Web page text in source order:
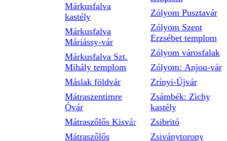
Márkusfalva
kastély
Márkusfalva
Máriássy-vár
Márkusfalva Szt.
Mihály templom
Máslak földvár
Mátraszentimre
Óvár
Mátraszőlős Kisvár
Mátraszőlős
Zólyom Pusztavár
Zólyom Szent
Erzsébet templom
Zólyom városfalak
Zólyom: Anjou-vár
Zrínyi-Újvár
Zsámbék: Zichy
kastély
Zsibritó
Zsiványtorony